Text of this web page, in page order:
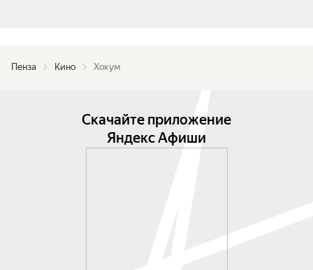
Пенза Кино Хокум
Скачайте приложение
Яндекс Афиши